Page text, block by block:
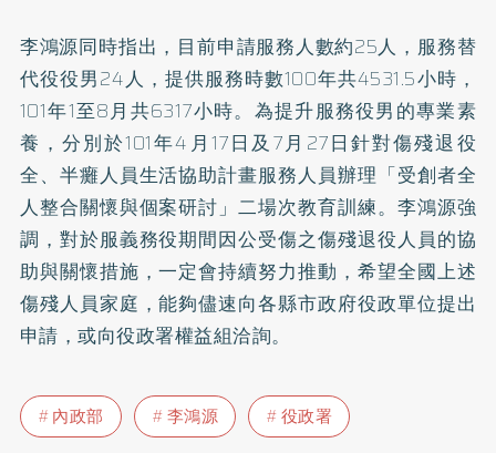
李鴻源同時指出，目前申請服務人數約25人，服務替
代役役男24人，提供服務時數100年共4531.5小時，
101年1至8月共6317小時。為提升服務役男的專業素
養，分別於101年4月17日及7月27日針對傷殘退役
全、半癱人員生活協助計畫服務人員辦理「受創者全
人整合關懷與個案研討」二場次教育訓練。李鴻源強
調，對於服義務役期間因公受傷之傷殘退役人員的協
助與關懷措施，一定會持續努力推動，希望全國上述
傷殘人員家庭，能夠儘速向各縣市政府役政單位提出
申請，或向役政署權益組洽詢。
內政部 李鴻源 役政署